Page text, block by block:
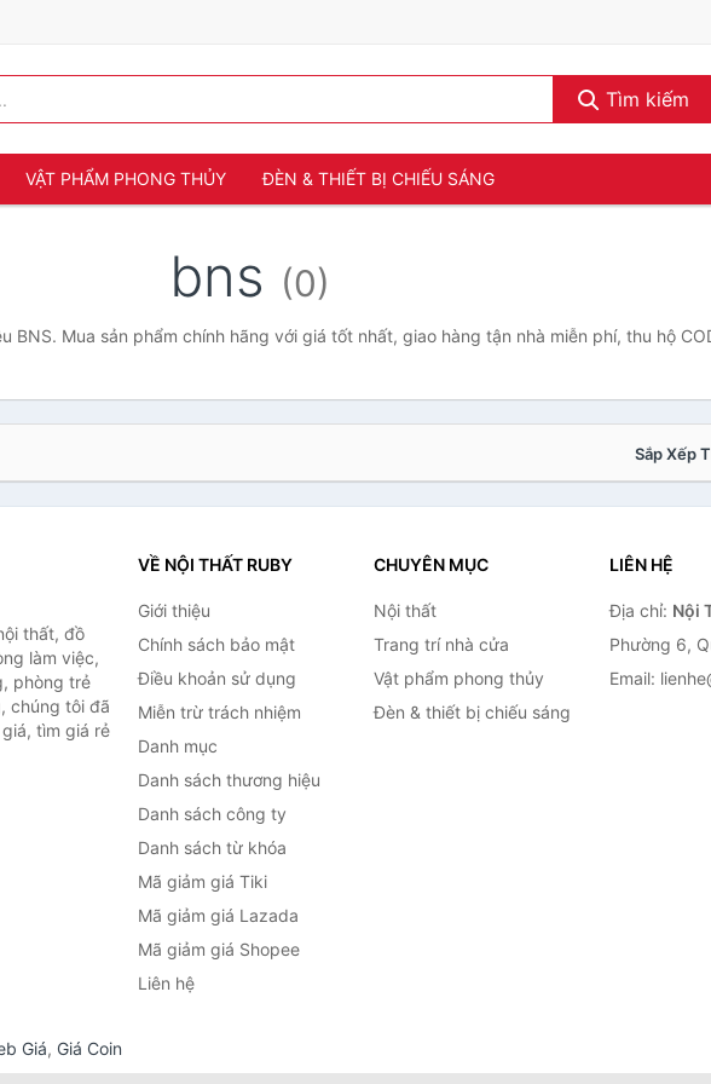
Tìm kiếm
VẬT PHẨM PHONG THỦY ĐÈN & THIẾT BỊ CHIẾU SÁNG
bns (0)
BNS. Mua sản phẩm chính hãng với giá tốt nhất, giao hàng tận nhà miễn phí, thu hộ
Sắp Xếp
thất, đồ
làm việc,
phòng trẻ
chúng tôi đã
tìm giá rẻ
VỀ NỘI THẤT RUBY
Giới thiệu
Chính sách bảo mật
Điều khoản sử dụng
Miễn trừ trách nhiệm
Danh mục
Danh sách thương hiệu
Danh sách công ty
Danh sách từ khóa
Mã giảm giá Tiki
Mã giảm giá Lazada
Mã giảm giá Shopee
Liên hệ
CHUYÊN MỤC
Nội thất
Trang trí nhà cửa
Vật phẩm phong thủy
Đèn & thiết bị chiếu sáng
LIÊN HỆ
Địa chỉ: Nội
Phường 6,
Email:
Giá, Giá Coin